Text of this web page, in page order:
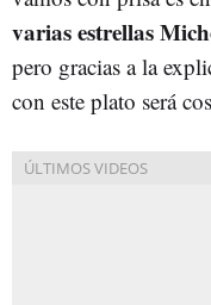
varias estrellas
pero gracias a la
con este plato será